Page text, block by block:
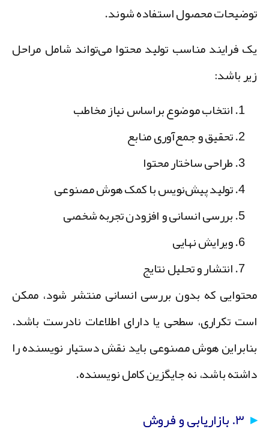
محصول استفاده شوند.
فرایند مناسب تولید محتوا می‌تواند شامل مراحل
باشد:
انتخاب موضوع براساس نیاز مخاطب
تحقیق و جمع‌آوری منابع
طراحی ساختار محتوا
تولید پیش‌نویس با کمک هوش مصنوعی
بررسی انسانی و افزودن تجربه شخصی
ویرایش نهایی
انتشار و تحلیل نتایج
که بدون بررسی انسانی منتشر شود، ممکن
تکراری، سطحی یا دارای اطلاعات نادرست باشد.
هوش مصنوعی باید نقش دستیار نویسنده را
باشد، نه جایگزین کامل نویسنده.
۳. بازاریابی و فروش